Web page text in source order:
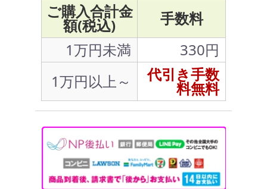
ご購入合計金
額(税込)
手数料
1万円未満
330円
1万円以上～
代引き手数
料無料